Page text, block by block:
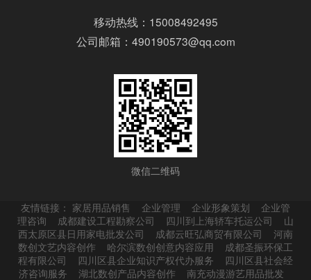
移动热线：15008492495
公司邮箱：490190573@qq.com
微信二维码
友情链接： 家居用品销售 企业管理 企业形象策划
企业管
理咨询
成都建设工程勘察公司 四川到上海轿车托运公司
山
西太原区县日用家电批发公司
成都云旺弘商贸有限公司
河南
数创文艺内容创作
哈尔滨数创创意内容应用
成都圣振环保工
程有限公司
四川区县企业知识产权代办服务
四川区县社会经
济咨询服务
湖北数创产品内容创作
南充动漫游艺用品批发